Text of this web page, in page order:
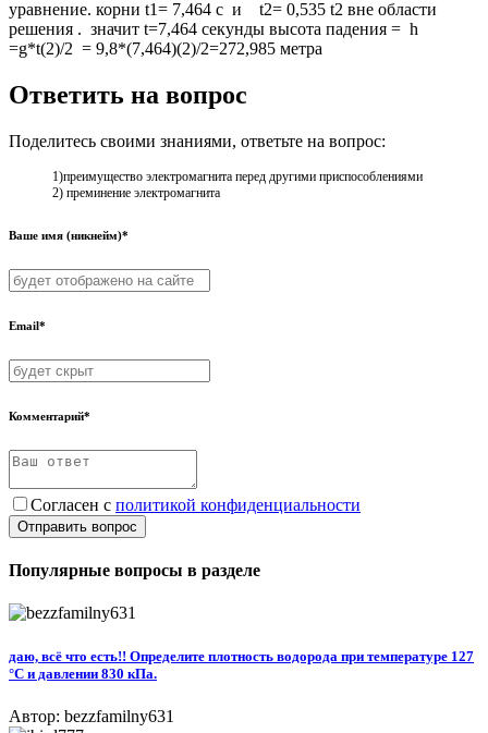
уравнение. корни t1= 7,464 с и t2= 0,535 t2 вне области
решения . значит t=7,464 секунды высота падения = h
=g*t(2)/2 = 9,8*(7,464)(2)/2=272,985 метра
Ответить на вопрос
Поделитесь своими знаниями, ответьте на вопрос:
1)преимущество электромагнита перед другими приспособлениями
2) преминение электромагнита
Ваше имя (никнейм)*
Email*
Комментарий*
Согласен с политикой конфиденциальности
Отправить вопрос
Популярные вопросы в разделе
даю, всё что есть!! Определите плотность водорода при температуре 127
°С и давлении 830 кПа.
Автор: bezzfamilny631